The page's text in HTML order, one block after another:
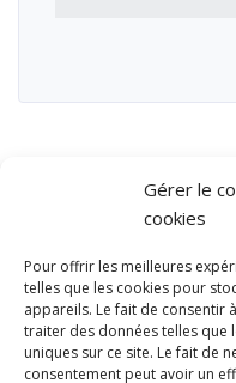
Gérer le
cookies
Pour offrir les meilleures
telles que les cookies pour
appareils. Le fait de consentir
traiter des données telles que
uniques sur ce site. Le fait de
consentement peut avoir un